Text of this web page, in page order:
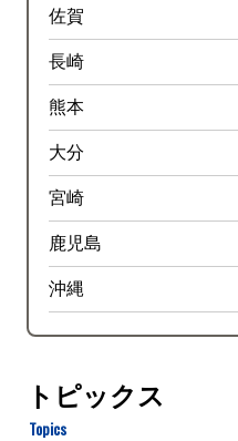
佐賀
長崎
熊本
大分
宮崎
鹿児島
沖縄
トピックス
Topics